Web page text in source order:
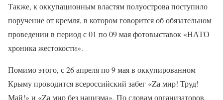
Также, к оккупационным властям полуострова поступило
поручение от кремля, в котором говорится об обязательном
проведении в период с 01 по 09 мая фотовыставок «НАТО
хроника жестокости».
Помимо этого, с 26 апреля по 9 мая в оккупированном
Крыму проводится всероссийский забег «Zа мир! Труд!
Май!» и «Zа мир без нацизма». По словам организаторов,